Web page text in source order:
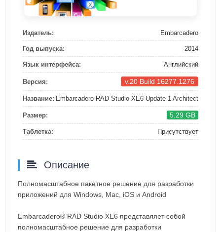
Издатель: Embarcadero
Год выпуска: 2014
Язык интерфейса: Английский
Версия: v.20 Build 16277.1276
Название: Embarcadero RAD Studio XE6 Update 1 Architect
Размер: 5.29 GB
Таблетка: Присутствует
Описание
Полномасштабное пакетное решение для разработки
приложений для Windows, Mac, iOS и Android
Embarcadero® RAD Studio XE6 представляет собой
полномасштабное решение для разработки